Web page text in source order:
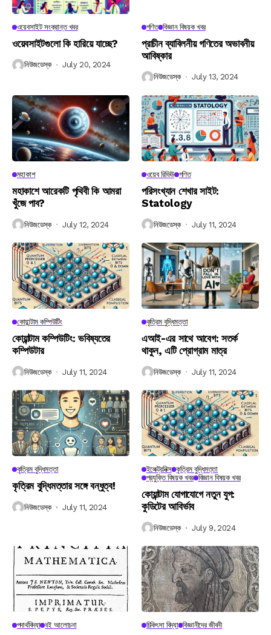
ওয়েবসাইট সংক্রান্ত খবর
ওয়েবসাইটগুলো কি হারিয়ে যাচ্ছে?
নিউজডেস্ক July 20, 2024
গণিত বিজ্ঞান বিষয়ক খবর
প্রাচীন ব্যাবিলনীয় গণিতের অভাবনীয়
আবিষ্কার
নিউজডেস্ক July 13, 2024
মহাকাশ
মহাকাশে আরেকটি পৃথিবী কি আমরা
খুঁজে পাব?
নিউজডেস্ক July 12, 2024
ওয়েব রিভিউ গণিত
পরিসংখ্যান শেখার সাইট:
Statology
নিউজডেস্ক July 11, 2024
কোয়ান্টাম কম্পিউটিং
কোয়ান্টাম কম্পিউটিং: ভবিষ্যতের
কম্পিউটার
নিউজডেস্ক July 11, 2024
কৃত্রিম বুদ্ধিমত্তা
এআই-এর সাথে আবেগ: সতর্ক
থাকুন, এটি প্রোগ্রাম মাত্র
নিউজডেস্ক July 11, 2024
কৃত্রিম বুদ্ধিমত্তা
কৃত্রিম বুদ্ধিমত্তার সঙ্গে বন্ধুত্ব!
নিউজডেস্ক July 11, 2024
ইলেক্ট্রনিক্স কৃত্রিম বুদ্ধিমত্তা
প্রযুক্তি বিষয়ক খবর বিজ্ঞান বিষয়ক খবর
কোয়ান্টাম যোগাযোগে নতুন যুগ:
কুডিটের আবির্ভাব
নিউজডেস্ক July 9, 2024
পদার্থবিদ্যা বই আলোচনা চিকিৎসা বিদ্যা বিজ্ঞানীদের জীবনী